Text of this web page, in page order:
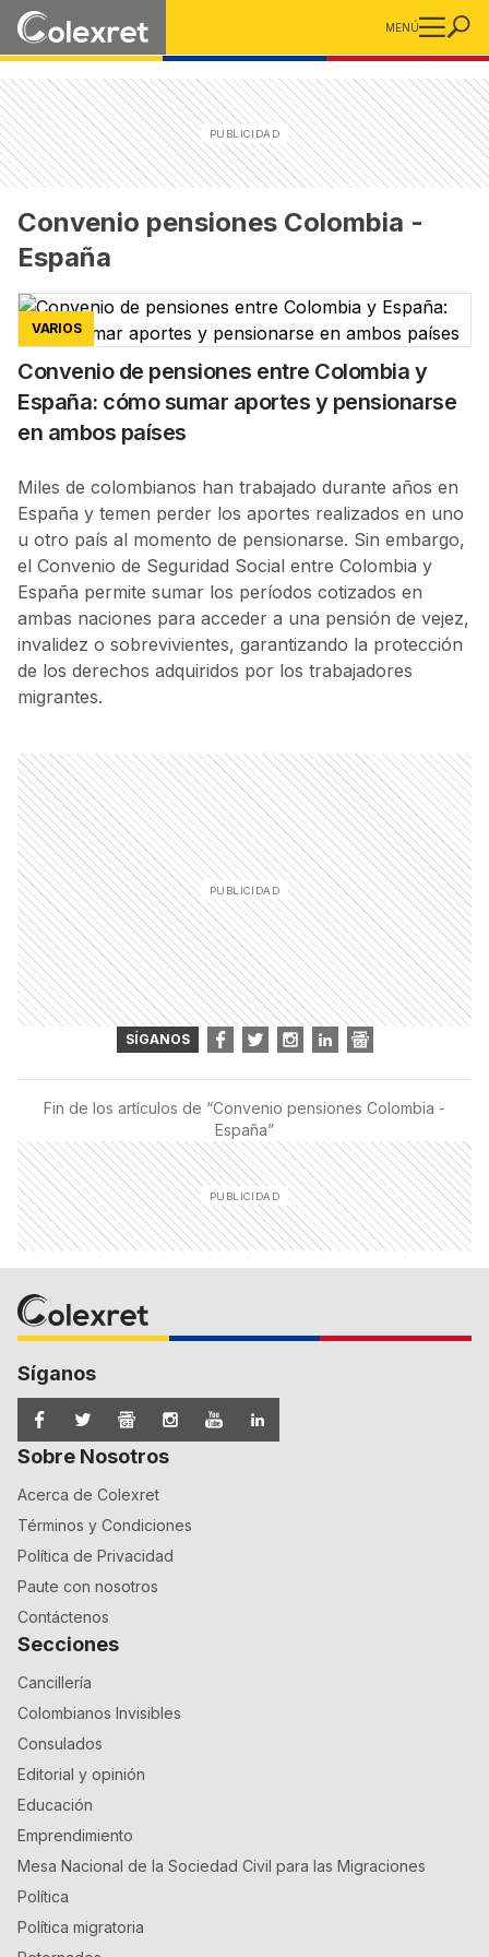
MENÚ
Convenio pensiones Colombia -
España
VARIOS
Convenio de pensiones entre Colombia y
España: cómo sumar aportes y pensionarse
en ambos países
Miles de colombianos han trabajado durante años en
España y temen perder los aportes realizados en uno
u otro país al momento de pensionarse. Sin embargo,
el Convenio de Seguridad Social entre Colombia y
España permite sumar los períodos cotizados en
ambas naciones para acceder a una pensión de vejez,
invalidez o sobrevivientes, garantizando la protección
de los derechos adquiridos por los trabajadores
migrantes.
SÍGANOS
Fin de los artículos de “Convenio pensiones Colombia -
España”
Síganos
Sobre Nosotros
Acerca de Colexret
Términos y Condiciones
Política de Privacidad
Paute con nosotros
Contáctenos
Secciones
Cancillería
Colombianos Invisibles
Consulados
Editorial y opinión
Educación
Emprendimiento
Mesa Nacional de la Sociedad Civil para las Migraciones
Política
Política migratoria